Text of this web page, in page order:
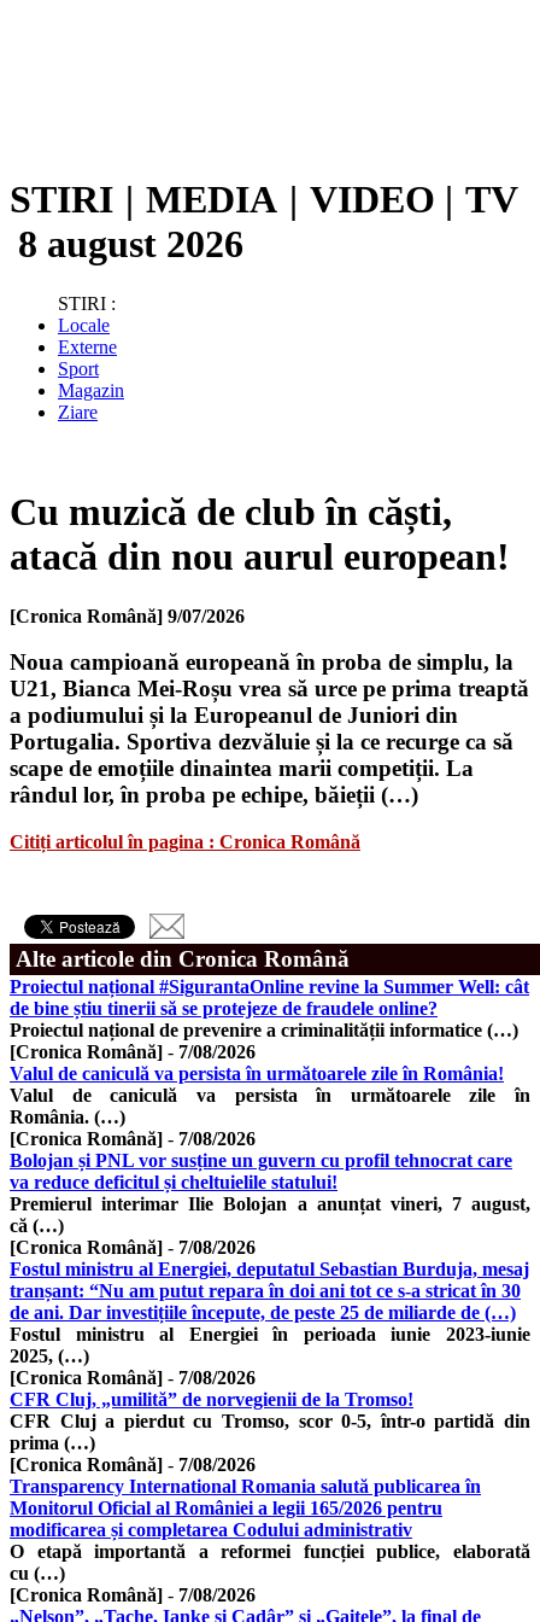
STIRI | MEDIA | VIDEO | TV
8 august 2026
STIRI :
Locale
Externe
Sport
Magazin
Ziare
Cu muzică de club în căști,
atacă din nou aurul european!
[Cronica Română] 9/07/2026
Noua campioană europeană în proba de simplu, la
U21, Bianca Mei-Roșu vrea să urce pe prima treaptă
a podiumului și la Europeanul de Juniori din
Portugalia. Sportiva dezvăluie și la ce recurge ca să
scape de emoțiile dinaintea marii competiții. La
rândul lor, în proba pe echipe, băieții (…)
Citiți articolul în pagina : Cronica Română
Alte articole din Cronica Română
Proiectul național #SigurantaOnline revine la Summer Well: cât
de bine știu tinerii să se protejeze de fraudele online?
Proiectul național de prevenire a criminalității informatice (…)
[Cronica Română] - 7/08/2026
Valul de caniculă va persista în următoarele zile în România!
Valul de caniculă va persista în următoarele zile în
România. (…)
[Cronica Română] - 7/08/2026
Bolojan și PNL vor susține un guvern cu profil tehnocrat care
va reduce deficitul și cheltuielile statului!
Premierul interimar Ilie Bolojan a anunțat vineri, 7 august,
că (…)
[Cronica Română] - 7/08/2026
Fostul ministru al Energiei, deputatul Sebastian Burduja, mesaj
tranșant: “Nu am putut repara în doi ani tot ce s-a stricat în 30
de ani. Dar investițiile începute, de peste 25 de miliarde de (…)
Fostul ministru al Energiei în perioada iunie 2023-iunie
2025, (…)
[Cronica Română] - 7/08/2026
CFR Cluj, „umilită” de norvegienii de la Tromso!
CFR Cluj a pierdut cu Tromso, scor 0-5, într-o partidă din
prima (…)
[Cronica Română] - 7/08/2026
Transparency International Romania salută publicarea în
Monitorul Oficial al României a legii 165/2026 pentru
modificarea și completarea Codului administrativ
O etapă importantă a reformei funcției publice, elaborată
cu (…)
[Cronica Română] - 7/08/2026
„Nelson”, „Tache, Ianke și Cadâr” și „Gaițele”, la final de